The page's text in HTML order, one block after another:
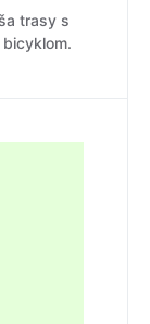
trasy s